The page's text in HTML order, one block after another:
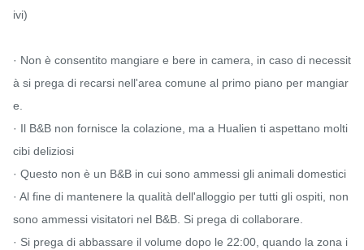
ivi)
· Non è consentito mangiare e bere in camera, in caso di necessit
à si prega di recarsi nell'area comune al primo piano per mangiar
e.
· Il B&B non fornisce la colazione, ma a Hualien ti aspettano molti
cibi deliziosi
· Questo non è un B&B in cui sono ammessi gli animali domestici
· Al fine di mantenere la qualità dell'alloggio per tutti gli ospiti, non
sono ammessi visitatori nel B&B. Si prega di collaborare.
· Si prega di abbassare il volume dopo le 22:00, quando la zona i